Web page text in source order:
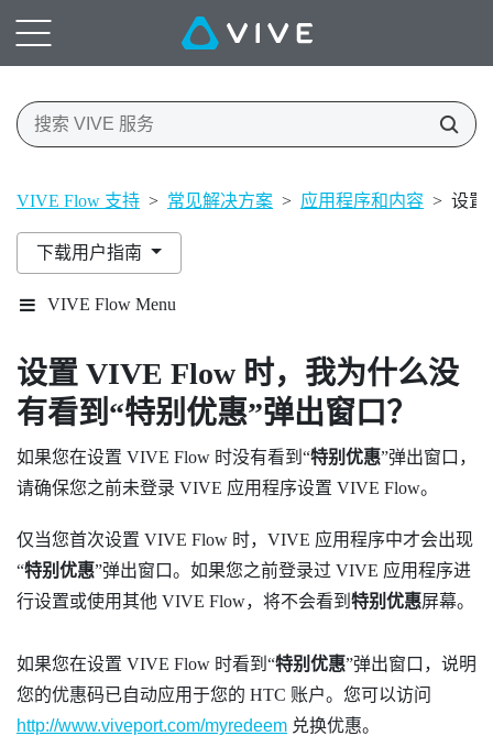
VIVE Flow 支持 > 常见解决方案 > 应用程序和内容 > 设置
下载用户指南
VIVE Flow Menu
设置 VIVE Flow 时，我为什么没
有看到​“‍特别优惠”弹出窗口？
如果您在设置 VIVE Flow 时没有看到​“‍特别优惠”弹出窗口，
请确保您之前未登录 VIVE 应用程序设置 VIVE Flow。
仅当您首次设置 VIVE Flow 时， VIVE 应用程序中才会出现​
“‍特别优惠”弹出窗口。如果您之前登录过 VIVE 应用程序进
行设置或使用其他 VIVE Flow，将不会看到 特别优惠屏幕。
如果您在设置 VIVE Flow 时看到​“‍特别优惠”弹出窗口，说明
您的优惠码已自动应用于您的 HTC 账户。您可以访问
http://www.viveport.com/myredeem 兑换优惠。